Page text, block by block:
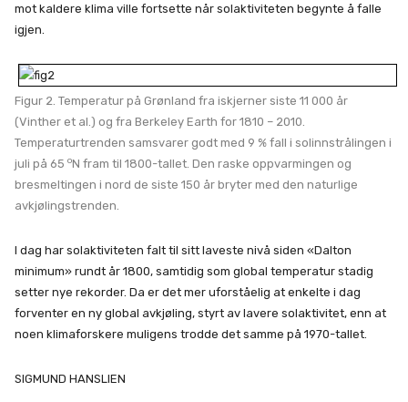
mot kaldere klima ville fortsette når solaktiviteten begynte å falle
igjen.
Figur 2. Temperatur på Grønland fra iskjerner siste 11 000 år
(Vinther et al.) og fra Berkeley Earth for 1810 – 2010.
Temperaturtrenden samsvarer godt med 9 % fall i solinnstrålingen i
juli på 65 oN fram til 1800-tallet. Den raske oppvarmingen og
bresmeltingen i nord de siste 150 år bryter med den naturlige
avkjølingstrenden.
I dag har solaktiviteten falt til sitt laveste nivå siden «Dalton
minimum» rundt år 1800, samtidig som global temperatur stadig
setter nye rekorder. Da er det mer uforståelig at enkelte i dag
forventer en ny global avkjøling, styrt av lavere solaktivitet, enn at
noen klimaforskere muligens trodde det samme på 1970-tallet.
SIGMUND HANSLIEN